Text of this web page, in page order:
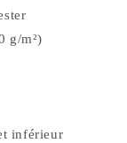
g/m²)
inférieur